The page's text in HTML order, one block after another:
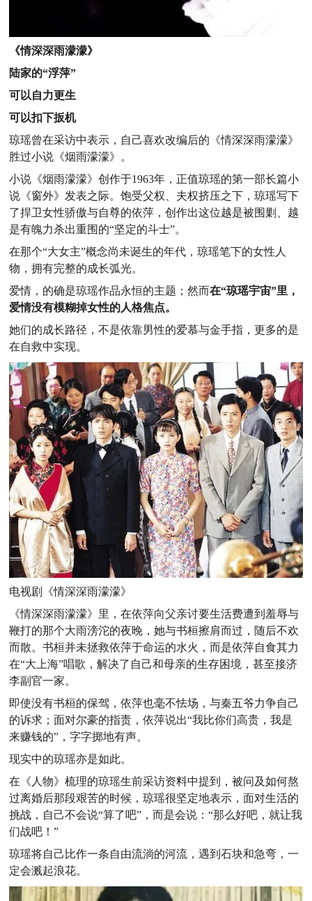
《情深深雨濛濛》
陆家的“浮萍”
可以自力更生
可以扣下扳机
琼瑶曾在采访中表示，自己喜欢改编后的《情深深雨濛濛》
胜过小说《烟雨濛濛》。
小说《烟雨濛濛》创作于1963年，正值琼瑶的第一部长篇小
说《窗外》发表之际。饱受父权、夫权挤压之下，琼瑶写下
了捍卫女性骄傲与自尊的依萍，创作出这位越是被围剿、越
是有魄力杀出重围的“坚定的斗士”。
在那个“大女主”概念尚未诞生的年代，琼瑶笔下的女性人
物，拥有完整的成长弧光。
爱情，的确是琼瑶作品永恒的主题；然而在“琼瑶宇宙”里，
爱情没有模糊掉女性的人格焦点。
她们的成长路径，不是依靠男性的爱慕与金手指，更多的是
在自救中实现。
电视剧《情深深雨濛濛》
《情深深雨濛濛》里，在依萍向父亲讨要生活费遭到羞辱与
鞭打的那个大雨滂沱的夜晚，她与书桓擦肩而过，随后不欢
而散。书桓并未拯救依萍于命运的水火，而是依萍自食其力
在“大上海”唱歌，解决了自己和母亲的生存困境，甚至接济
李副官一家。
即使没有书桓的保驾，依萍也毫不怯场，与秦五爷力争自己
的诉求；面对尔豪的指责，依萍说出“我比你们高贵，我是
来赚钱的”，字字掷地有声。
现实中的琼瑶亦是如此。
在《人物》梳理的琼瑶生前采访资料中提到，被问及如何熬
过离婚后那段艰苦的时候，琼瑶很坚定地表示，面对生活的
挑战，自己不会说“算了吧”，而是会说：“那么好吧，就让我
们战吧！”
琼瑶将自己比作一条自由流淌的河流，遇到石块和急弯，一
定会溅起浪花。